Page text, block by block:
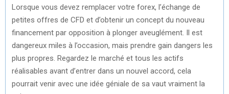
Lorsque vous devez remplacer votre forex, l’échange de
petites offres de CFD et d’obtenir un concept du nouveau
financement par opposition à plonger aveuglément. Il est
dangereux miles à l’occasion, mais prendre gain dangers les
plus propres. Regardez le marché et tous les actifs
réalisables avant d’entrer dans un nouvel accord, cela
pourrait venir avec une idée géniale de sa vaut vraiment la